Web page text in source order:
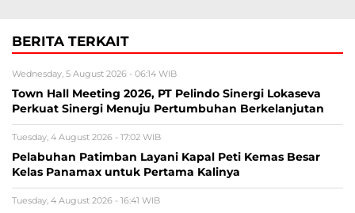
BERITA TERKAIT
Wednesday, 5 August 2026 - 06:14 WIB
Town Hall Meeting 2026, PT Pelindo Sinergi Lokaseva
Perkuat Sinergi Menuju Pertumbuhan Berkelanjutan
Tuesday, 4 August 2026 - 17:02 WIB
Pelabuhan Patimban Layani Kapal Peti Kemas Besar
Kelas Panamax untuk Pertama Kalinya
Tuesday, 4 August 2026 - 16:41 WIB